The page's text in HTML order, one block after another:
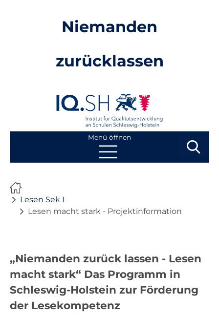
Niemanden
zurücklassen
Menü öffnen
Mathe GS
Mathe Sek I
Lesen Sek I
Lesen Sek I
Lesen macht stark - Projektinformation
„Niemanden zurück lassen - Lesen
macht stark“ Das Programm in
Schleswig-Holstein zur Förderung
der Lesekompetenz